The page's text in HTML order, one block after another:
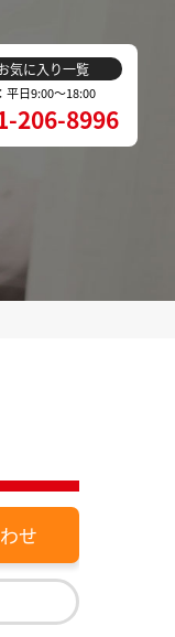
気に入り一覧
平日9:00～18:00
206-8996
せ